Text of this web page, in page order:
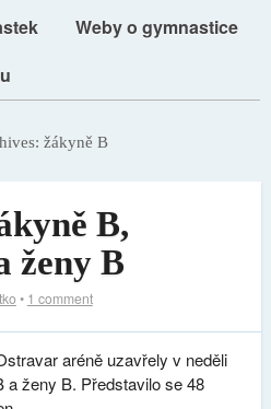
Weby o gymnastice
žákyně B
B,
ženy B
• 1 comment
aréně uzavřely v neděli
a ženy B. Představilo se 48